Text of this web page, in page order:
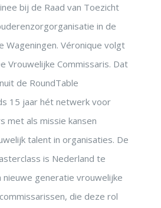
bij de Raad van Toezicht
in de
Wageningen. Véronique volgt
Vrouwelijke Commissaris. Dat
de RoundTable
15 jaar hét netwerk voor
met als missie kansen
talent in organisaties. De
is Nederland te
generatie vrouwelijke
die deze rol